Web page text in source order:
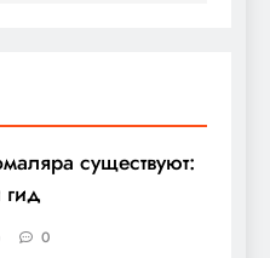
существуют:
0